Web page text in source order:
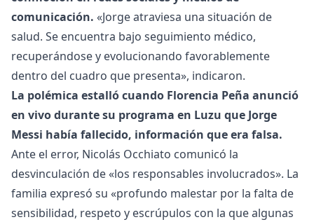
comunicación. «Jorge atraviesa una situación de
salud. Se encuentra bajo seguimiento médico,
recuperándose y evolucionando favorablemente
dentro del cuadro que presenta», indicaron.
La polémica estalló cuando Florencia Peña anunció
en vivo durante su programa en Luzu que Jorge
Messi había fallecido, información que era falsa.
Ante el error, Nicolás Occhiato comunicó la
desvinculación de «los responsables involucrados». La
familia expresó su «profundo malestar por la falta de
sensibilidad, respeto y escrúpulos con la que algunas